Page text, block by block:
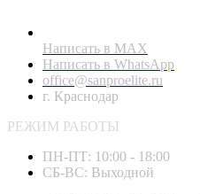
Написать в MAX
Написать в WhatsApp
office@sanproelite.ru
г. Краснодар
РЕЖИМ РАБОТЫ
ПН-ПТ: 10:00 - 18:00
СБ-ВС: Выходной